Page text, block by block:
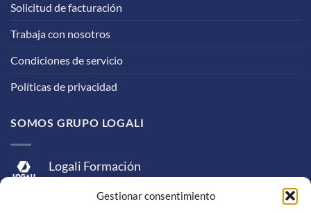
Gestionar consentimiento
Solicitud de facturación
Trabaja con nosotros
Condiciones de servicio
Políticas de privacidad
SOMOS GRUPO LOGALI
Logali Formación
Logali Consultoría